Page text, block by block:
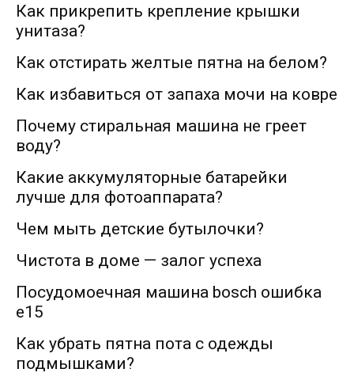
Как прикрепить крепление крышки
унитаза?
Как отстирать желтые пятна на белом?
Как избавиться от запаха мочи на ковре
Почему стиральная машина не греет
воду?
Какие аккумуляторные батарейки
лучше для фотоаппарата?
Чем мыть детские бутылочки?
Чистота в доме — залог успеха
Посудомоечная машина bosch ошибка
e15
Как убрать пятна пота с одежды
подмышками?